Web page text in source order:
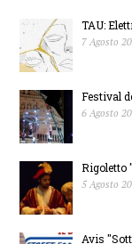
alla Notte
di
TAU:
7 Agosto
Festival
6 Agosto
Rigoletto
5 Agosto
Avis